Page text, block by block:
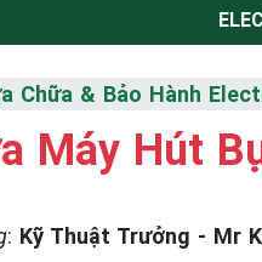
& BẢO
Chất Lượng Tối Ưu • Chi
Chữa & Bảo Hành
Máy Hút
: Kỹ Thuật Trưởng - Mr